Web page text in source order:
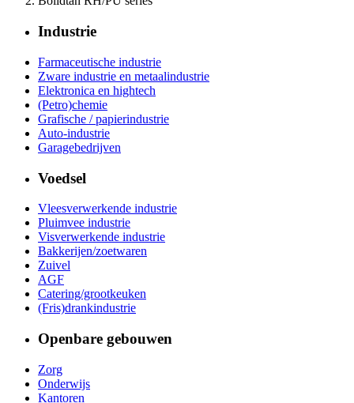
Industrie
Farmaceutische industrie
Zware industrie en metaalindustrie
Elektronica en hightech
(Petro)chemie
Grafische / papierindustrie
Auto-industrie
Garagebedrijven
Voedsel
Vleesverwerkende industrie
Pluimvee industrie
Visverwerkende industrie
Bakkerijen/zoetwaren
Zuivel
AGF
Catering/grootkeuken
(Fris)drankindustrie
Openbare gebouwen
Zorg
Onderwijs
Kantoren